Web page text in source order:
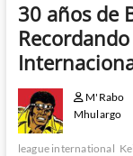
30 años de
M'Rabo
Mhulargo
league international